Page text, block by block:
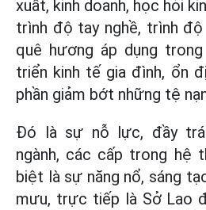
xuất, kinh doanh, học hỏi
trình độ tay nghề, trình
quê hương áp dụng
triển kinh tế gia đình, ổn
phần giảm bớt những tệ
Đó là sự nỗ lực, đầy
ngành, các cấp trong hệ
biệt là sự năng nổ, sáng
mưu, trực tiếp là Sở Lao